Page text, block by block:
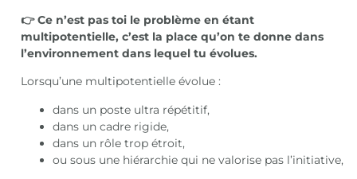
👉 Ce n’est pas toi le problème en étant
multipotentielle, c’est la place qu’on te donne dans
l’environnement dans lequel tu évolues.
Lorsqu’une multipotentielle évolue :
dans un poste ultra répétitif,
dans un cadre rigide,
dans un rôle trop étroit,
ou sous une hiérarchie qui ne valorise pas l’initiative,